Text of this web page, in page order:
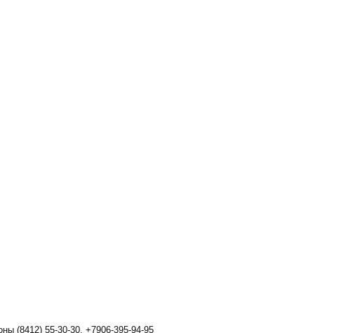
(8412) 55-30-30, +7906-395-94-95